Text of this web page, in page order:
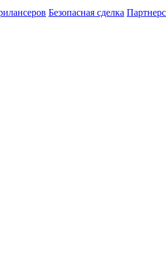
Безопасная сделка